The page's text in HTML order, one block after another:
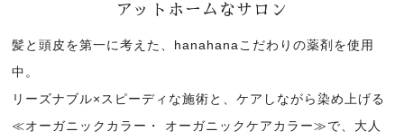
アットホームなサロン
髪と頭皮を第一に考えた、hanahanaこだわりの薬剤を使用
中。
リーズナブル×スピーディな施術と、ケアしながら染め上げる
≪オーガニックカラー・ オーガニックケアカラー≫で、大人